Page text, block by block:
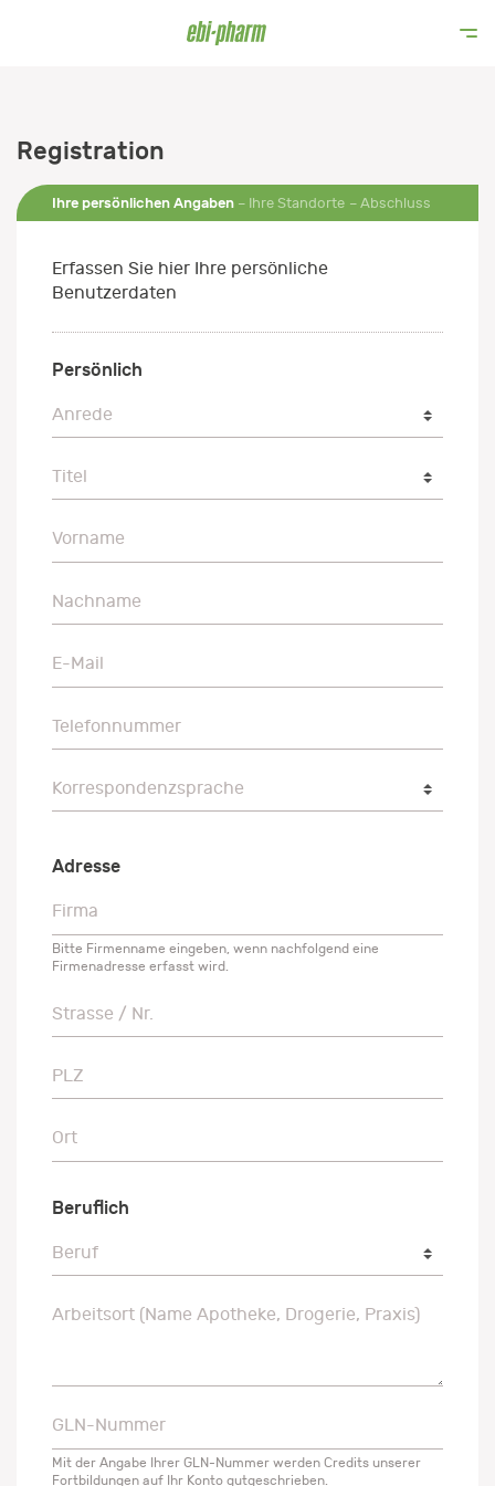
Registration
Ihre persönlichen Angaben Ihre Standorte Abschluss
Erfassen Sie hier Ihre persönliche
Benutzerdaten
Persönlich
Anrede
Anrede
Titel
Titel
Vorname
Vorname
Nachname
Nachname
E-Mail
E-Mail
Telefonnummer
Telefonnummer
Korrespondenzsprache
Korrespondenzsprache
Adresse
Firma
Firma
Bitte Firmenname eingeben, wenn nachfolgend eine
Firmenadresse erfasst wird.
Strasse / Nr.
Strasse / Nr.
PLZ
PLZ
Ort
Ort
Beruflich
Beruf
Beruf
Arbeitsort (Name Apotheke, Drogerie, Praxis)
Arbeitsort (Name Apotheke, Drogerie, Praxis)
GLN-Nummer
GLN-Nummer
Mit der Angabe Ihrer GLN-Nummer werden Credits unserer
Fortbildungen auf Ihr Konto gutgeschrieben.